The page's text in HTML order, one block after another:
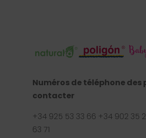
Numéros de téléphone des
contacter
+34 925 53 33 66 +34 902 35
63 71